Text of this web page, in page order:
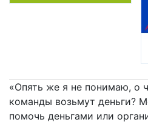
«Опять же я не понимаю, о
команды возьмут деньги?
помочь деньгами или